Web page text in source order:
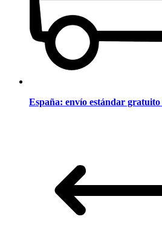
España: envío estándar gratuito